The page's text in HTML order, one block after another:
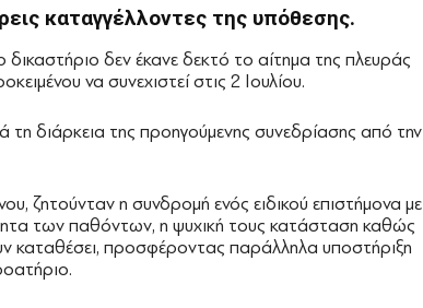
καταγγέλλοντες της υπόθεσης.
δικαστήριο δεν έκανε δεκτό το αίτημα της πλευράς
να συνεχιστεί στις 2 Ιουλίου.
τη διάρκεια της προηγούμενης συνεδρίασης από την
ζητούνταν η συνδρομή ενός ειδικού επιστήμονα με
των παθόντων, η ψυχική τους κατάσταση καθώς
καταθέσει, προσφέροντας παράλληλα υποστήριξη